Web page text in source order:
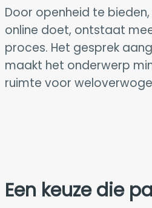
Door openheid te
online doet, ontstaat
proces. Het gesprek
maakt het onderwerp
ruimte voor
Een keuze die